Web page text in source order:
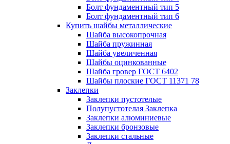
Болт фундаментный тип 5
Болт фундаментный тип 6
Купить шайбы металлические
Шайба высокопрочная
Шайба пружинная
Шайба увеличенная
Шайбы оцинкованные
Шайба гровер ГОСТ 6402
Шайбы плоские ГОСТ 11371 78
Заклепки
Заклепки пустотелые
Полупустотелая Заклепка
Заклепки алюминиевые
Заклепки бронзовые
Заклепки стальные